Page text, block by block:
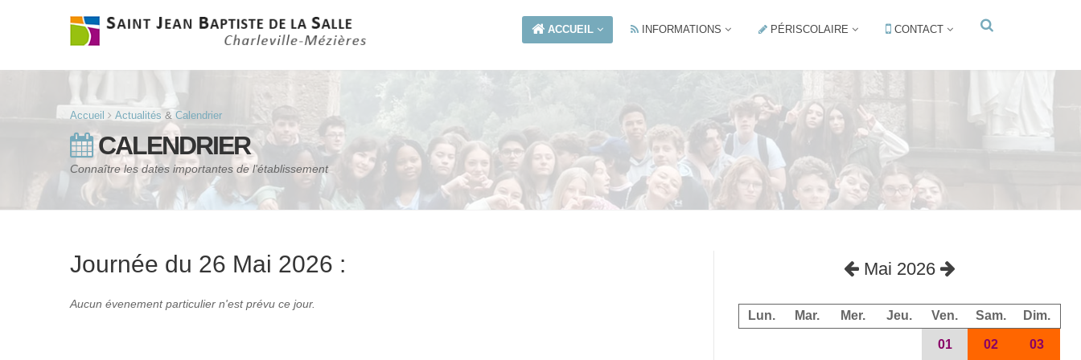
ACCUEIL INFORMATIONS PÉRISCOLAIRE CONTACT
Accueil Actualités & Calendrier
CALENDRIER
Connaître les dates importantes de l'établissement
Journée du 26 Mai 2026 :
Aucun évenement particulier n'est prévu ce jour.
Mai 2026
Lun. Mar. Mer. Jeu. Ven. Sam. Dim.
01 02 03